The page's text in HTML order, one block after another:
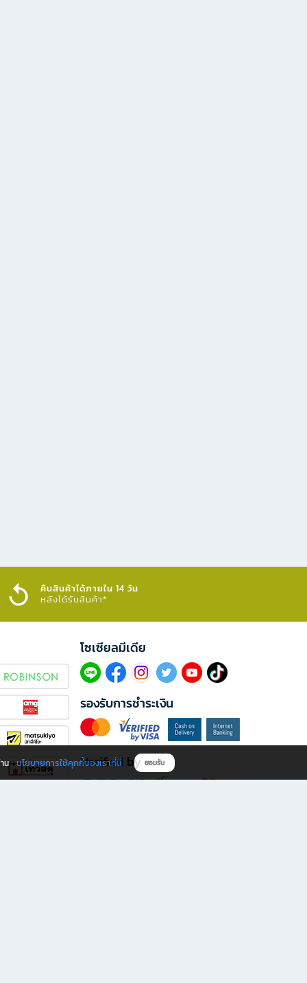
คืนสินค้าได้ภายใน 14 วัน
หลังได้รับสินค้า*
โซเซียลมีเดีย​
รองรับการชำระเงิน
Verified by
น นโยบายการใช้คุกกี้ของเราที่นี่ ยอมรับ